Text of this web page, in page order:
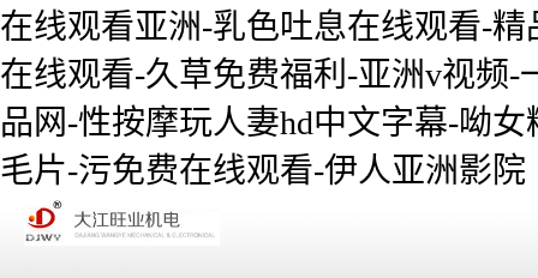
在线观看亚洲-乳色吐息在线观看-
在线观看-久草免费福利-亚洲v视频
品网-性按摩玩人妻hd中文字幕-呦
毛片-污免费在线观看-伊人亚洲影院